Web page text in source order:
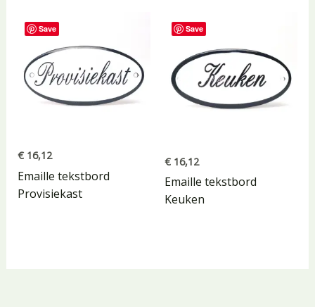
Save
€16,12
Emaille tekstbord
Provisiekast
Save
€ 16,12
Emaille tekstbord
Keuken